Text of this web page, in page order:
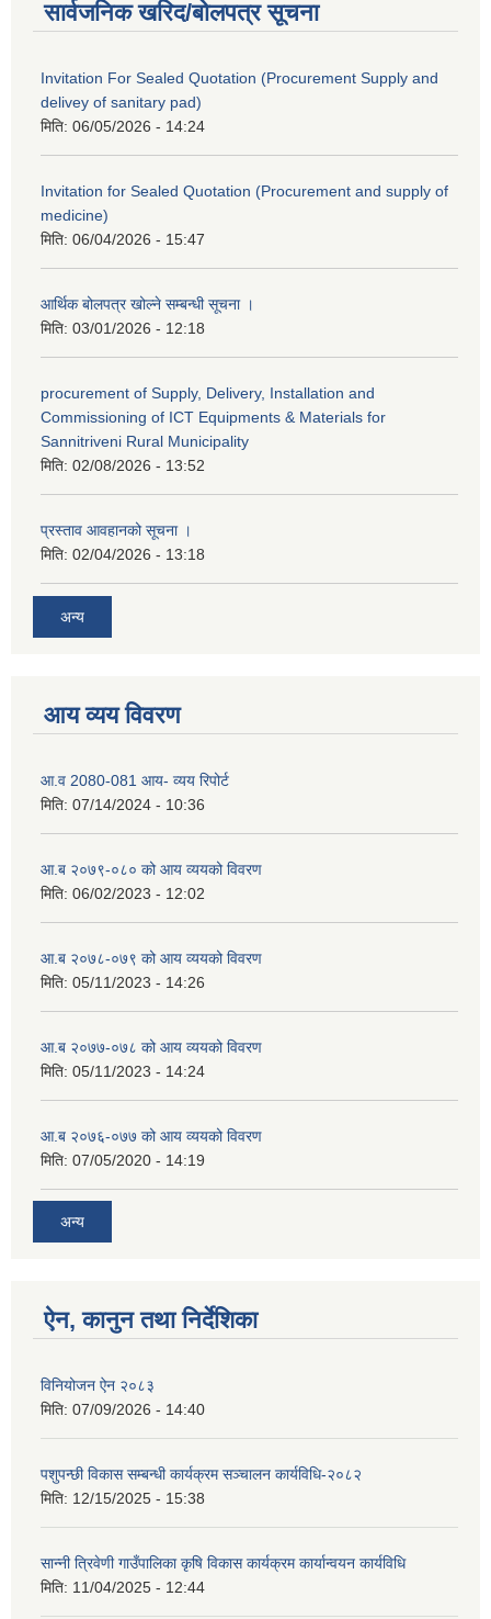
सार्वजनिक खरिद/बोलपत्र सूचना
Invitation For Sealed Quotation (Procurement Supply and
delivey of sanitary pad)
मिति: 06/05/2026 - 14:24
Invitation for Sealed Quotation (Procurement and supply of
medicine)
मिति: 06/04/2026 - 15:47
आर्थिक बोलपत्र खोल्ने सम्बन्धी सूचना ।
मिति: 03/01/2026 - 12:18
procurement of Supply, Delivery, Installation and
Commissioning of ICT Equipments & Materials for
Sannitriveni Rural Municipality
मिति: 02/08/2026 - 13:52
प्रस्ताव आवहानको सूचना ।
मिति: 02/04/2026 - 13:18
अन्य
आय व्यय विवरण
आ.व 2080-081 आय- व्यय रिपोर्ट
मिति: 07/14/2024 - 10:36
आ.ब २०७९-०८० को आय व्ययको विवरण
मिति: 06/02/2023 - 12:02
आ.ब २०७८-०७९ को आय व्ययको विवरण
मिति: 05/11/2023 - 14:26
आ.ब २०७७-०७८ को आय व्ययको विवरण
मिति: 05/11/2023 - 14:24
आ.ब २०७६-०७७ को आय व्ययको विवरण
मिति: 07/05/2020 - 14:19
अन्य
ऐन, कानुन तथा निर्देशिका
विनियोजन ऐन २०८३
मिति: 07/09/2026 - 14:40
पशुपन्छी विकास सम्बन्धी कार्यक्रम सञ्चालन कार्यविधि-२०८२
मिति: 12/15/2025 - 15:38
सान्नी त्रिवेणी गाउँपालिका कृषि विकास कार्यक्रम कार्यान्वयन कार्यविधि
मिति: 11/04/2025 - 12:44